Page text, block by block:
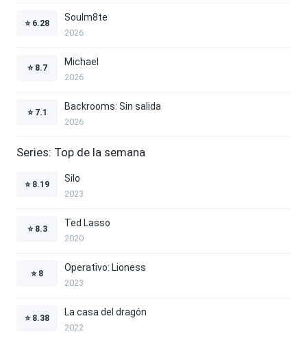
⭐ 6.28
Soulm8te
2026
⭐ 8.7
Michael
2026
⭐ 7.1
Backrooms: Sin salida
2026
Series: Top de la semana
⭐ 8.19
Silo
2023
⭐ 8.3
Ted Lasso
2020
⭐ 8
Operativo: Lioness
2023
⭐ 8.38
La casa del dragón
2022